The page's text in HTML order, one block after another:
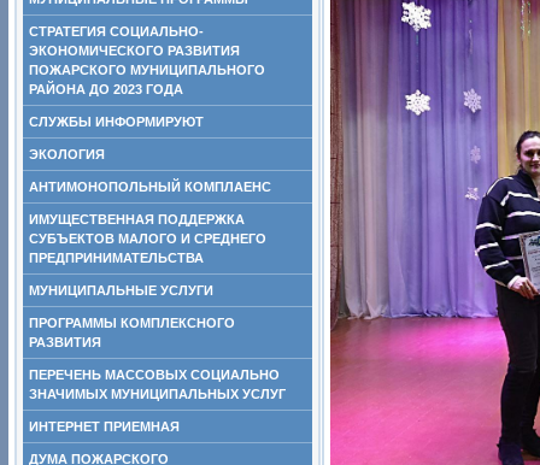
СТРАТЕГИЯ СОЦИАЛЬНО-
ЭКОНОМИЧЕСКОГО РАЗВИТИЯ
ПОЖАРСКОГО МУНИЦИПАЛЬНОГО
РАЙОНА ДО 2023 ГОДА
СЛУЖБЫ ИНФОРМИРУЮТ
ЭКОЛОГИЯ
АНТИМОНОПОЛЬНЫЙ КОМПЛАЕНС
ИМУЩЕСТВЕННАЯ ПОДДЕРЖКА
СУБЪЕКТОВ МАЛОГО И СРЕДНЕГО
ПРЕДПРИНИМАТЕЛЬСТВА
МУНИЦИПАЛЬНЫЕ УСЛУГИ
ПРОГРАММЫ КОМПЛЕКСНОГО
РАЗВИТИЯ
ПЕРЕЧЕНЬ МАССОВЫХ СОЦИАЛЬНО
ЗНАЧИМЫХ МУНИЦИПАЛЬНЫХ УСЛУГ
ИНТЕРНЕТ ПРИЕМНАЯ
ДУМА ПОЖАРСКОГО